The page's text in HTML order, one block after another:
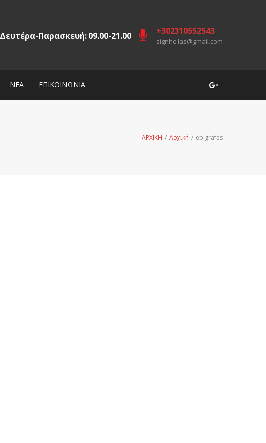
Δευτέρα-Παρασκευή: 09.00-21.00 +302310552543
signhellas@gmail.com
ΝΕΑ ΕΠΙΚΟΙΝΩΝΙΑ
ΑΡΧΙΚΗ / Αρχική / epigrafes